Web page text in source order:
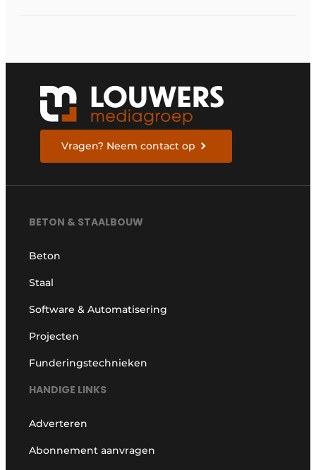
Vragen? Neem contact op
BETON & STAALBOUW
Beton
Staal
Software & Automatisering
Projecten
Funderingstechnieken
HANDIGE LINKS
Adverteren
Abonnement aanvragen